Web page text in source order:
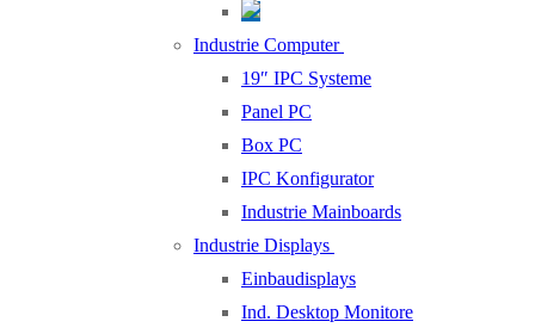
Industrie Computer
19″ IPC Systeme
Panel PC
Box PC
IPC Konfigurator
Industrie Mainboards
Industrie Displays
Einbaudisplays
Ind. Desktop Monitore